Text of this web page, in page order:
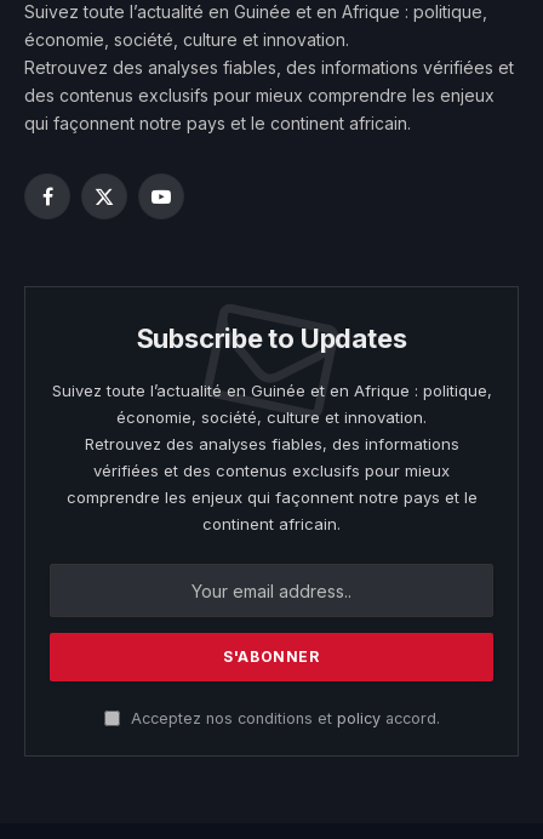
Suivez toute l’actualité en Guinée et en Afrique : politique,
économie, société, culture et innovation.
Retrouvez des analyses fiables, des informations vérifiées et
des contenus exclusifs pour mieux comprendre les enjeux
qui façonnent notre pays et le continent africain.
Facebook
X
YouTube
Subscribe to Updates
Suivez toute l’actualité en Guinée et en Afrique : politique,
économie, société, culture et innovation.
Retrouvez des analyses fiables, des informations
vérifiées et des contenus exclusifs pour mieux
comprendre les enjeux qui façonnent notre pays et le
continent africain.
Acceptez nos conditions et policyaccord.